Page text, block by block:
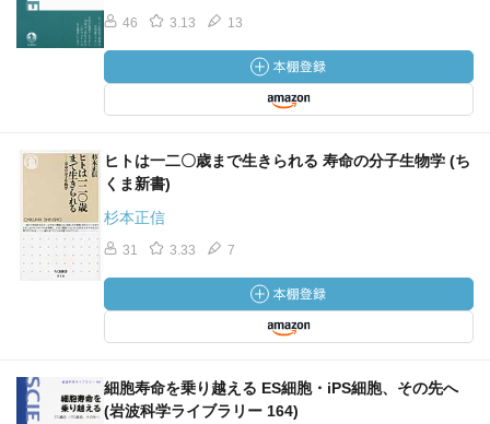
謝をしており、垢は古くなって死んだ表皮細胞です。 血
液細胞も新陳代謝の激しい組織で、骨髄では毎日二〇〇〇
億個もの赤血球が作られ、毎日同じ数だけの古くなった赤
血球が体から除かれています。赤血球の平均寿命は一二〇
日ほどで、古くなった赤血球は脾臓などでマクロファージ
どの粘膜の細胞も、消化酵素や食物と直接接触するために
傷つきやすく、活発に新陳代謝され、古い細胞は新しい細
胞に置きかわっています。」
—『生物学の基礎はことわざにあり カエルの子はカエ
ル？ トンビがタカを生む？ (岩波ジュニア新書)』杉本 正
「年寄りは家の宝──おばあちゃん効果 このことわざの意
は、長い人生を生きぬいた高齢者は経験豊富で、なんでも
46 3.13 13
ヒトは一二〇歳まで生きられる 寿命の分子生物学 (ち
くま新書)
杉本正信
31 3.33 7
細胞寿命を乗り越える ES細胞・iPS細胞、その先へ
(岩波科学ライブラリー 164)